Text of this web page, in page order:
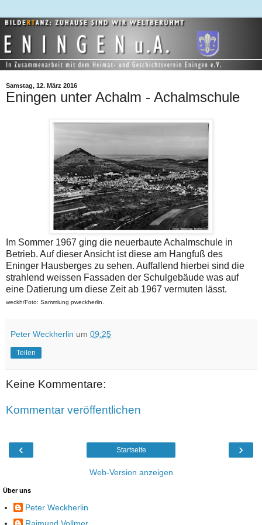
Samstag, 12. März 2016
Eningen unter Achalm - Achalmschule
Im Sommer 1967 ging die neuerbaute Achalmschule in
Betrieb. Auf dieser Ansicht ist diese am Hangfuß des
Eninger Hausberges zu sehen. Auffallend hierbei sind die
strahlend weissen Fassaden der Schulgebäude was auf
eine Datierung um diese Zeit ab 1967 vermuten lässt.
weckh/Foto: Sammlung pweckherlin.
Peter Weckherlin um 09:25
Teilen
Keine Kommentare:
Kommentar veröffentlichen
‹ ›
Startseite
Web-Version anzeigen
Über uns
Peter Weckherlin